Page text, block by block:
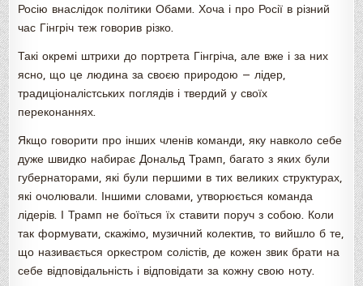
Росію внаслідок політики Обами. Хоча і про Росії в різний
час Гінгріч теж говорив різко.
Такі окремі штрихи до портрета Гінгріча, але вже і за них
ясно, що це людина за своєю природою — лідер,
традиціоналістських поглядів і твердий у своїх
переконаннях.
Якщо говорити про інших членів команди, яку навколо себе
дуже швидко набирає Дональд Трамп, багато з яких були
губернаторами, які були першими в тих великих структурах,
які очолювали. Іншими словами, утворюється команда
лідерів. І Трамп не боїться їх ставити поруч з собою. Коли
так формувати, скажімо, музичний колектив, то вийшло б те,
що називається оркестром солістів, де кожен звик брати на
себе відповідальність і відповідати за кожну свою ноту.